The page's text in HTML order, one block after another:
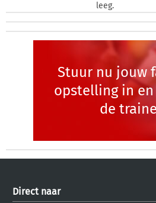
leeg.
Stuur nu jouw
opstelling in
de
Direct naar